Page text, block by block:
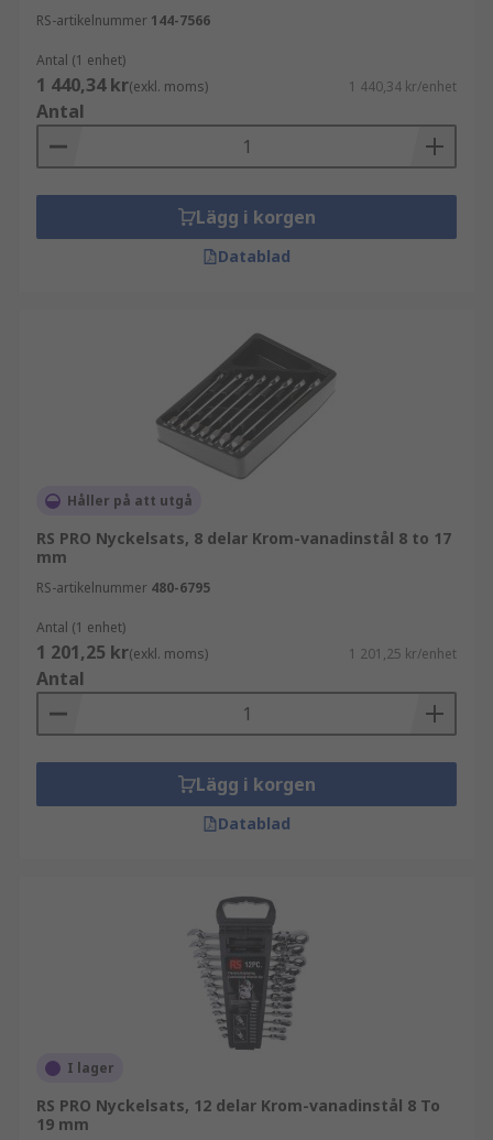
RS-artikelnummer 144-7566
Antal (1 enhet)
1 440,34 kr(exkl. moms) 1 440,34 kr/enhet
Antal
Lägg i korgen
Datablad
Håller på att utgå
RS PRO Nyckelsats, 8 delar Krom-vanadinstål 8 to 17
mm
RS-artikelnummer 480-6795
Antal (1 enhet)
1 201,25 kr(exkl. moms) 1 201,25 kr/enhet
Antal
Lägg i korgen
Datablad
I lager
RS PRO Nyckelsats, 12 delar Krom-vanadinstål 8 To
19 mm